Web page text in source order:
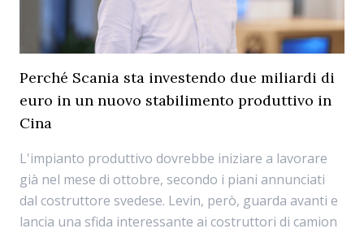
Perché Scania sta investendo due miliardi di
euro in un nuovo stabilimento produttivo in
Cina
L'impianto produttivo dovrebbe iniziare a lavorare
già nel mese di ottobre, secondo i piani annunciati
dal costruttore svedese. Levin, però, guarda avanti e
lancia una sfida interessante ai costruttori di camion